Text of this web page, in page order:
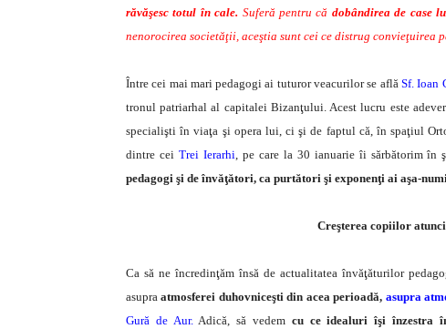
răvăşesc totul în cale. Suferă pentru că dobândirea de case
nenorocirea societăţii, aceştia sunt cei ce distrug convieţuirea
Între cei mai mari pedagogi ai tuturor veacurilor se află Sf. Ioan
tronul patriarhal al capitalei Bizanţului. Acest lucru este
specialişti în viaţa şi opera lui, ci şi de faptul că, în spaţiul
dintre cei Trei Ierarhi , pe care la 30 ianuarie îi sărbătorim în
pedagogi şi de învăţători, ca purtători şi exponenţi ai aşa-
Creşterea copiilor
Ca să ne încredinţăm însă de actualitatea învăţăturilor
asupraatmosferei duhovniceşti din acea perioadă, asupra
Gură de Aur. Adică, să vedem cu ce idealuri îşi înzestra